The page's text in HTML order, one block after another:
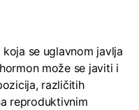
se uglavnom javlja
može se javiti i
različitih
reproduktivnim